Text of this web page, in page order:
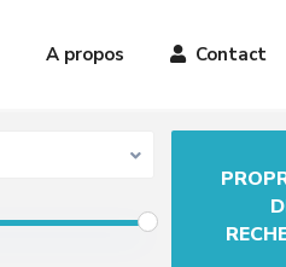
A propos
Contact